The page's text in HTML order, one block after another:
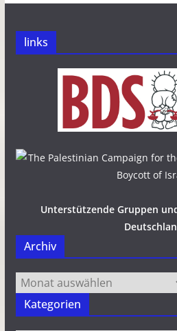
links
Unterstützende Gruppen
Archiv
Archiv
Kategorien